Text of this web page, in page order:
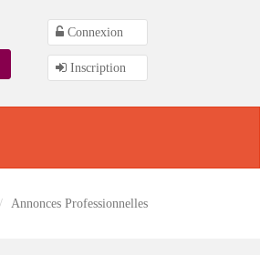
Connexion
Inscription
Annonces Professionnelles